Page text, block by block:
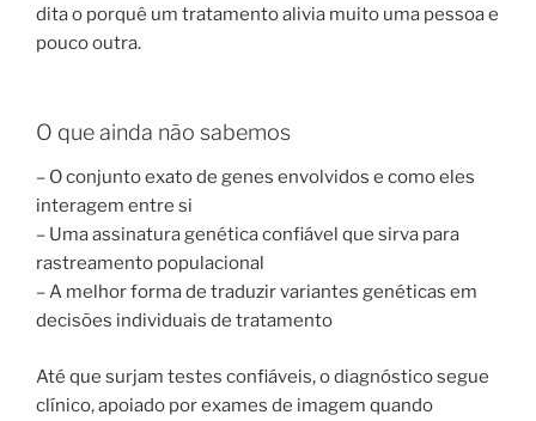
dita o porquê um tratamento alivia muito uma pessoa e
pouco outra.
O que ainda não sabemos
– O conjunto exato de genes envolvidos e como eles
interagem entre si
– Uma assinatura genética confiável que sirva para
rastreamento populacional
– A melhor forma de traduzir variantes genéticas em
decisões individuais de tratamento
Até que surjam testes confiáveis, o diagnóstico segue
clínico, apoiado por exames de imagem quando